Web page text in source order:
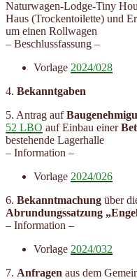
Naturwagen-Lodge-Tiny
Haus (Trockentoilette) und
um einen Rollwagen
– Beschlussfassung –
Vorlage 2024/028
4. Bekanntgaben
5. Antrag auf
52 LBO auf Einbau einer
bestehende Lagerhalle
– Information –
Vorlage 2024/026
6. Bekanntmachung über
Abrundungssatzung
– Information –
Vorlage 2024/032
7. Anfragen aus dem